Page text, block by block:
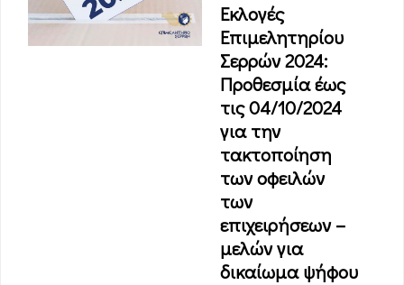
Εκλογές
Επιμελητηρίου
Σερρών 2024:
Προθεσμία έως
τις 04/10/2024
για την
τακτοποίηση
των οφειλών
των
επιχειρήσεων –
μελών για
δικαίωμα ψήφου